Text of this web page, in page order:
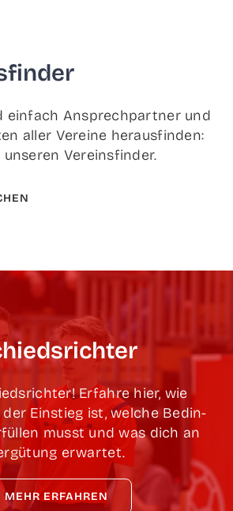
ein­fach Ansprech­part­ner und
aller Ver­ei­ne her­aus­fin­den:
Vereinsfinder.
Erfah­re hier, wie
Ein­stieg ist, wel­che Bedin­
musst und was dich an
erwartet.
MEHR ERFAH­REN